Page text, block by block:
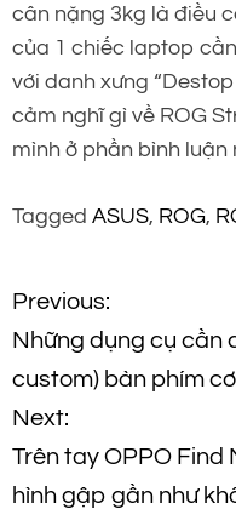
cân nặng 3kg là điều
của 1 chiếc laptop
với danh xưng
cảm nghĩ gì về ROG
mình ở phần bình luận
Tagged ASUS, ROG,
Đ
i
ề
u
Previous:
Những dụng cụ cần
custom) bàn phím cơ
Next:
Trên tay OPPO Find
hình gập gần như